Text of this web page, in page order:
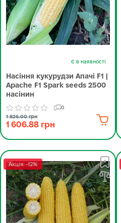
Є в наявності
Насіння кукурудзи Апачі F1 |
Apache F1 Spark seeds 2500
насінин
0
1 826.00 грн
1 606.88 грн
Акція: -12%